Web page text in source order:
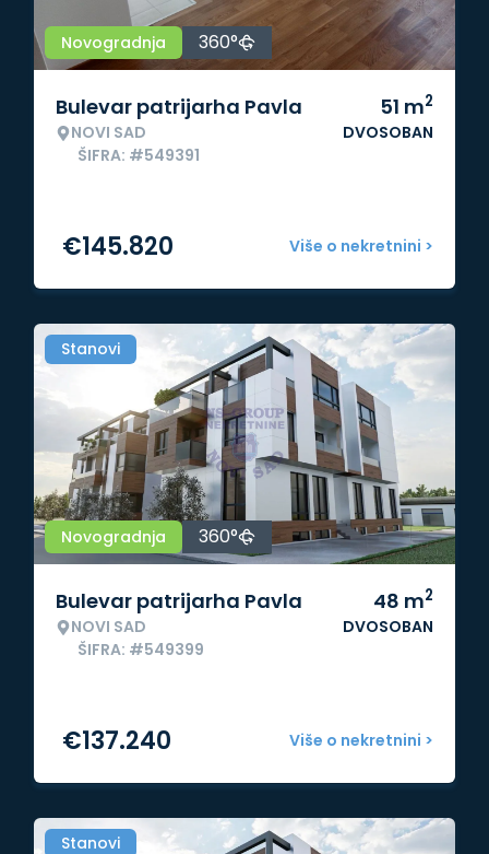
Novogradnja 360°
Bulevar patrijarha Pavla
NOVI SAD
ŠIFRA: #549391
51 m2
DVOSOBAN
Više o nekretnini >
€145.820
Stanovi
Novogradnja 360°
Bulevar patrijarha Pavla
NOVI SAD
ŠIFRA: #549399
48 m2
DVOSOBAN
Više o nekretnini >
€137.240
Stanovi